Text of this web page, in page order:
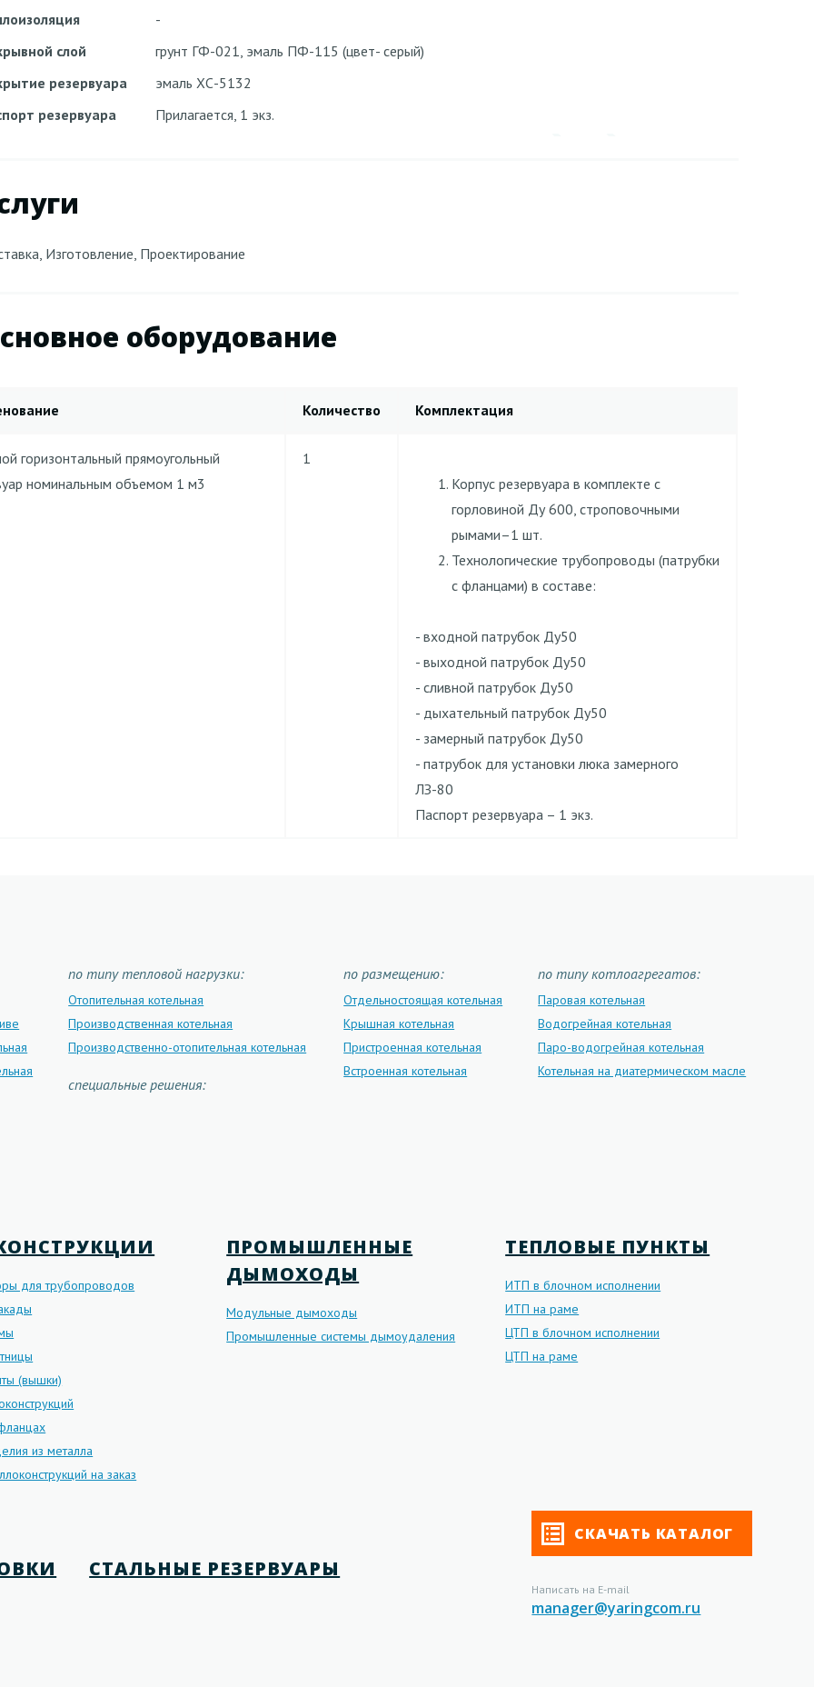
-
слой
грунт ГФ-021, эмаль ПФ-115 (цвет- серый)
резервуара
эмаль ХС-5132
резервуара
Прилагается, 1 экз.
Изготовление, Проектирование
оборудование
Количество Комплектация
горизонтальный прямоугольный
номинальным объемом 1 м3
1
Корпус резервуара в комплекте c
горловиной Ду 600, строповочными
рымами–1 шт.
Технологические трубопроводы (патрубки
с фланцами) в составе:
- входной патрубок Ду50
- выходной патрубок Ду50
- сливной патрубок Ду50
- дыхательный патрубок Ду50
- замерный патрубок Ду50
- патрубок для установки люка замерного
ЛЗ-80
Паспорт резервуара – 1 экз.
по типу тепловой нагрузки:
Отопительная котельная
Производственная котельная
Производственно-отопительная котельная
специальные решения:
по размещению:
Отдельностоящая котельная
Крышная котельная
Пристроенная котельная
Встроенная котельная
по типу котлоагрегатов:
Паровая котельная
Водогрейная котельная
Паро-водогрейная котельная
Котельная на диатермическом масле
для трубопроводов
(вышки)
из металла
на заказ
ПРОМЫШЛЕННЫЕ
ДЫМОХОДЫ
Модульные дымоходы
Промышленные системы дымоудаления
ТЕПЛОВЫЕ ПУНКТЫ
ИТП в блочном исполнении
ИТП на раме
ЦТП в блочном исполнении
ЦТП на раме
СТАЛЬНЫЕ РЕЗЕРВУАРЫ
СКАЧАТЬ КАТАЛОГ
Написать на E-mail
manager@yaringcom.ru